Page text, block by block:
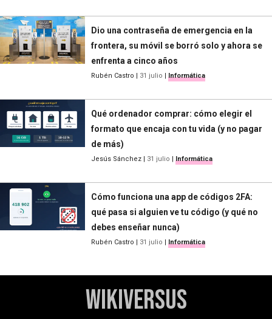
Dio una contraseña de emergencia en la
frontera, su móvil se borró solo y ahora se
enfrenta a cinco años
Rubén Castro | 31 julio | Informática
Qué ordenador comprar: cómo elegir el
formato que encaja con tu vida (y no pagar
de más)
Jesús Sánchez | 31 julio | Informática
Cómo funciona una app de códigos 2FA:
qué pasa si alguien ve tu código (y qué no
debes enseñar nunca)
Rubén Castro | 31 julio | Informática
WikiVersus